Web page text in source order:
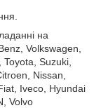
на
Volkswagen,
Suzuki,
Nissan,
Iveco, Hyundai
Volvo